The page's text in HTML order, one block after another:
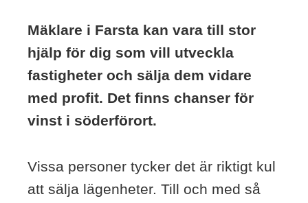
Mäklare i Farsta kan vara till stor
hjälp för dig som vill utveckla
fastigheter och sälja dem vidare
med profit. Det finns chanser för
vinst i söderförort.
Vissa personer tycker det är riktigt kul
att sälja lägenheter. Till och med så